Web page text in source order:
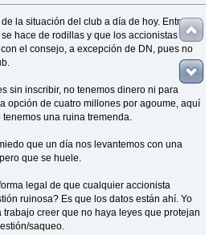
la situación del club a día de hoy. Entre
hace de rodillas y que los accionistas no
el consejo, a excepción de DN, pues no
sin inscribir, no tenemos dinero ni para
opción de cuatro millones por agoume, aquí
una ruina tremenda.
que un día nos levantemos con una
que se huele.
legal de que cualquier accionista
ruinosa? Es que los datos están ahí. Yo
creer que no haya leyes que protejan
saqueo.